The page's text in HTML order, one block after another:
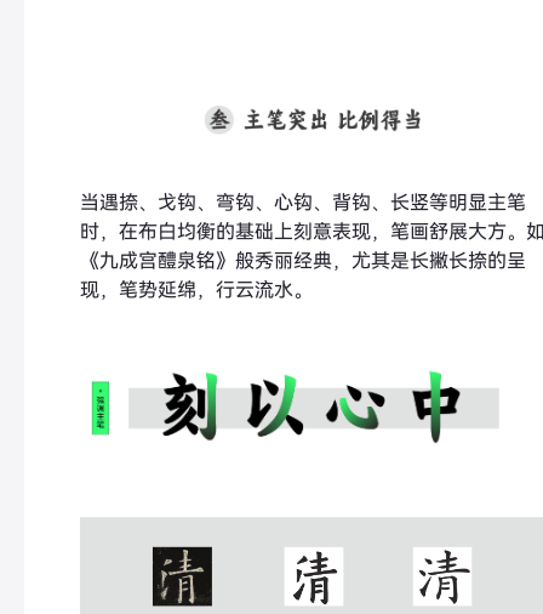
当遇捺、戈钩、弯钩、心钩、背钩、长竖等明显主笔
时，在布白均衡的基础上刻意表现，笔画舒展大方。
《九成宫醴泉铭》般秀丽经典，尤其是长撇长捺的呈
现，笔势延绵，行云流水。